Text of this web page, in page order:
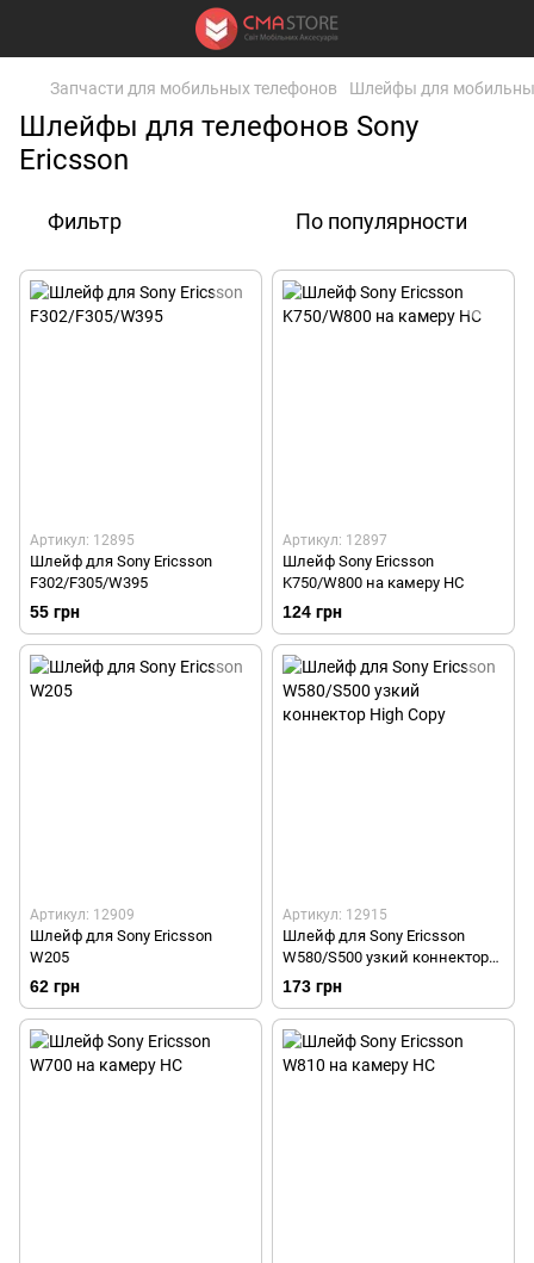
Запчасти для мобильных телефонов Шлейфы для
Шлейфы для телефонов Sony
Ericsson
Фильтр По популярности
Артикул: 12895
Шлейф для Sony Ericsson
F302/F305/W395
55 грн
Артикул: 12897
Шлейф Sony Ericsson
K750/W800 на камеру HC
124 грн
Артикул: 12909
Шлейф для Sony Ericsson
W205
62 грн
Артикул: 12915
Шлейф для Sony Ericsson
W580/S500 узкий коннектор
High Copy
173 грн